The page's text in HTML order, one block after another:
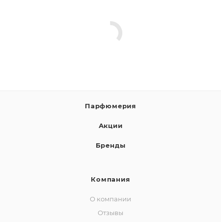
Парфюмерия
Акции
Бренды
Компания
О компании
Отзывы